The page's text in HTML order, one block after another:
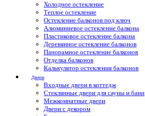
Холодное остекление
Теплое остекление
Остекление балконов под ключ
Алюминиевое остекление балкона
Пластиковое остекление балкона
Деревянное остекление балконов
Панорамное остекление балконов
Отделка балконов
Калькулятор остекления балконов
Двери
Входные двери в коттедж
Стеклянные двери для сауны и бани
Межкомнатные двери
Двери с декором